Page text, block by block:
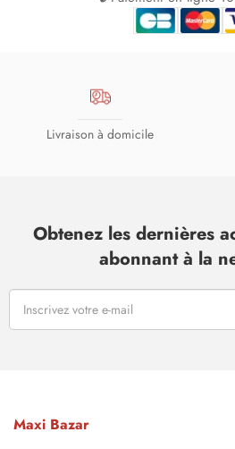
Livraison à domicile
Obtenez les dernières
abonnant à la
Maxi Bazar